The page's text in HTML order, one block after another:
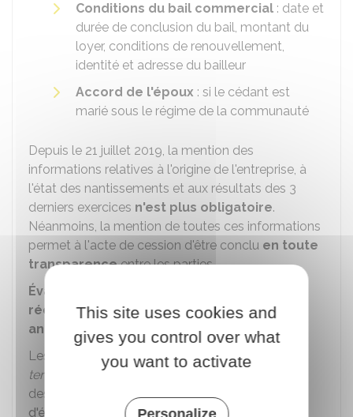
Conditions du bail commercial : date et
durée de conclusion du bail, montant du
loyer, conditions de renouvellement,
identité et adresse du bailleur
Accord de l'époux : si le cédant est
marié sous le régime de la communauté
Depuis le 21 juillet 2019, la mention des
informations relatives à l'origine de l'entreprise, à
l'état des nantissements et aux résultats des 3
derniers exercices n'est plus obligatoire.
Néanmoins, la mention de toutes ces informations
permet à l'acte de cession d'être conclu en toute
transparenceentre les parties.
Évaluation du respect de l'obligation de
réduction des consommations d'énergie,
annexée à l'acte de cession
Les bâtiments ou parties de bâtiments
tertiaire
au moins 1 000 m²
des
objectifs de réduction de consommation
d'énergie
d'ici 2030, 2040 et 2050.
This site uses cookies and
gives you control over what
you want to activate
Personalize